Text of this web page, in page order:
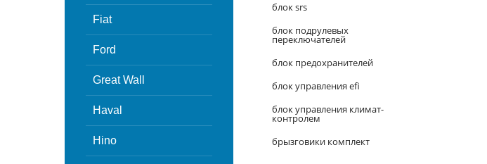
Fiat
Ford
Great Wall
Haval
Hino
блок srs
блок подрулевых
переключателей
блок предохранителей
блок управления efi
блок управления климат-
контролем
брызговики комплект